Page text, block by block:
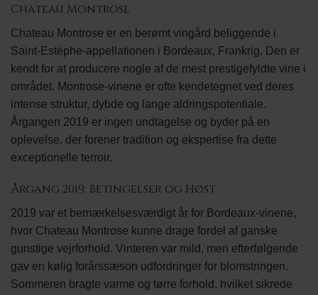
Chateau Montrose
Chateau Montrose er en berømt vingård beliggende i
Saint-Estèphe-appellationen i Bordeaux, Frankrig. Den er
kendt for at producere nogle af de mest prestigefyldte vine i
området. Montrose-vinene er ofte kendetegnet ved deres
intense struktur, dybde og lange aldringspotentiale.
Årgangen 2019 er ingen undtagelse og byder på en
oplevelse, der forener tradition og ekspertise fra dette
exceptionelle terroir.
Årgang 2019: Betingelser og Høst
2019 var et bemærkelsesværdigt år for Bordeaux-vinene,
hvor Chateau Montrose kunne drage fordel af ganske
gunstige vejrforhold. Vinteren var mild, men efterfølgende
gav en kølig forårssæson udfordringer for blomstringen.
Sommeren bragte varme og tørre forhold, hvilket sikrede